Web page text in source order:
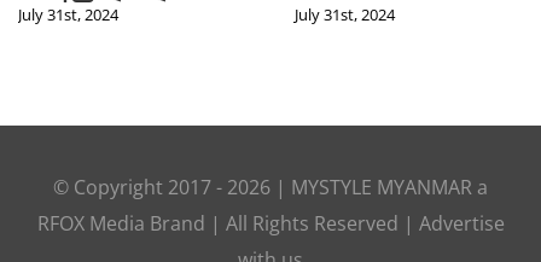
July 31st, 2024 July 31st, 2024
© Copyright 2017 - 2026 | MYSTYLE MYANMAR a
RFOX Media Brand | All Rights Reserved | Advertise